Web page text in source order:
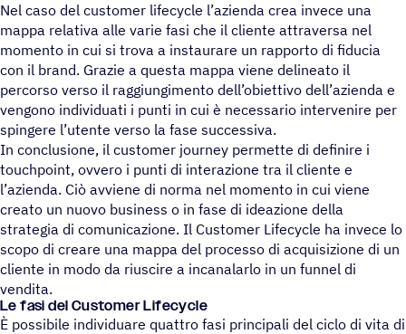
Nel caso del customer lifecycle l’azienda crea invece una
mappa relativa alle varie fasi che il cliente attraversa nel
momento in cui si trova a instaurare un rapporto di fiducia
con il brand. Grazie a questa mappa viene delineato il
percorso verso il raggiungimento dell’obiettivo dell’azienda e
vengono individuati i punti in cui è necessario intervenire per
spingere l’utente verso la fase successiva.
In conclusione, il customer journey permette di definire i
touchpoint, ovvero i punti di interazione tra il cliente e
l’azienda. Ciò avviene di norma nel momento in cui viene
creato un nuovo business o in fase di ideazione della
strategia di comunicazione. Il Customer Lifecycle ha invece lo
scopo di creare una mappa del processo di acquisizione di un
cliente in modo da riuscire a incanalarlo in un funnel di
vendita.
Le fasi del Customer Lifecycle
È possibile individuare quattro fasi principali del ciclo di vita di